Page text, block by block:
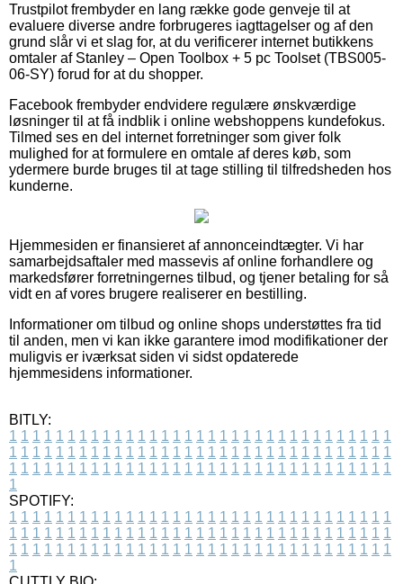
Trustpilot frembyder en lang række gode genveje til at
evaluere diverse andre forbrugeres iagttagelser og af den
grund slår vi et slag for, at du verificerer internet butikkens
omtaler af Stanley – Open Toolbox + 5 pc Toolset (TBS005-
06-SY) forud for at du shopper.
Facebook frembyder endvidere regulære ønskværdige
løsninger til at få indblik i online webshoppens kundefokus.
Tilmed ses en del internet forretninger som giver folk
mulighed for at formulere en omtale af deres køb, som
ydermere burde bruges til at tage stilling til tilfredsheden hos
kunderne.
Hjemmesiden er finansieret af annonceindtægter. Vi har
samarbejdsaftaler med massevis af online forhandlere og
markedsfører forretningernes tilbud, og tjener betaling for så
vidt en af vores brugere realiserer en bestilling.
Informationer om tilbud og online shops understøttes fra tid
til anden, men vi kan ikke garantere imod modifikationer der
muligvis er iværksat siden vi sidst opdaterede
hjemmesidens informationer.
BITLY:
1 1 1 1 1 1 1 1 1 1 1 1 1 1 1 1 1 1 1 1 1 1 1 1 1 1 1 1 1 1 1 1 1
1 1 1 1 1 1 1 1 1 1 1 1 1 1 1 1 1 1 1 1 1 1 1 1 1 1 1 1 1 1 1 1 1
1 1 1 1 1 1 1 1 1 1 1 1 1 1 1 1 1 1 1 1 1 1 1 1 1 1 1 1 1 1 1 1 1
1
SPOTIFY:
1 1 1 1 1 1 1 1 1 1 1 1 1 1 1 1 1 1 1 1 1 1 1 1 1 1 1 1 1 1 1 1 1
1 1 1 1 1 1 1 1 1 1 1 1 1 1 1 1 1 1 1 1 1 1 1 1 1 1 1 1 1 1 1 1 1
1 1 1 1 1 1 1 1 1 1 1 1 1 1 1 1 1 1 1 1 1 1 1 1 1 1 1 1 1 1 1 1 1
1